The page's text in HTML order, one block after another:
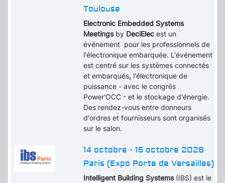
Toulouse
Electronic Embedded Systems
Meetingsby DeciElecest un
événement pour les professionnels de
l'électronique embarquée. L'événement
est centré sur les systèmes connectés
et embarqués, l'électronique de
puissance - avec le congrès
Power'OCC - et le stockage d'énergie.
Des rendez-vous entre donneurs
d'ordres et fournisseurs sont organisés
sur le salon.
14 octobre - 15 octobre 2026
Paris (Expo Porte de Versailles)
Intelligent Building Systems(IBS) est le